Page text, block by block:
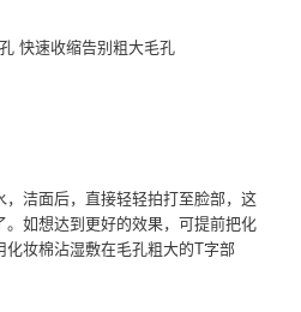
快速收缩告别粗大毛孔
洁面后，直接轻轻拍打至脸部，这
如想达到更好的效果，可提前把化
妆棉沾湿敷在毛孔粗大的T字部